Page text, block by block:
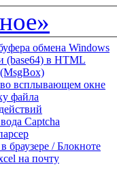
обмена Windows
(base64) в HTML
всплывающем окне
файла
Captcha
браузере / Блокноте
на почту